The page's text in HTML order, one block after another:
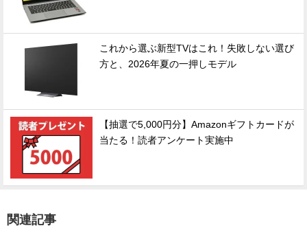
これから選ぶ新型TVはこれ！失敗しない選び
方と、2026年夏の一押しモデル
【抽選で5,000円分】Amazonギフトカードが
当たる！読者アンケート実施中
関連記事